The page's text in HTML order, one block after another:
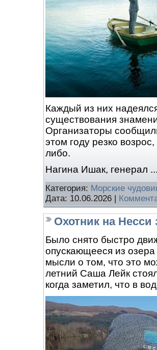
Каждый из них
существования
Организаторы
этом году резко
либо.
Нагина Ишак, генерал
Категория: Морские
Дата: 10.06.2026 |
Охотник на Несси
Было снято быстро
опускающееся из
мысли о том, что это
летний Саша Лейк
когда заметил, что в